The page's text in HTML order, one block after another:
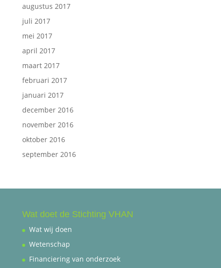
augustus 2017
juli 2017
mei 2017
april 2017
maart 2017
februari 2017
januari 2017
december 2016
november 2016
oktober 2016
september 2016
Wat doet de Stichting VHAN
Wat wij doen
Wetenschap
Financiering van onderzoek